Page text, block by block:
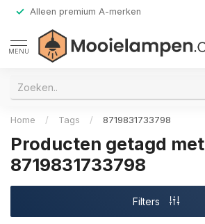
Alleen premium A-merken
MENU
Home / Tags / 8719831733798
Producten getagd met
8719831733798
Filters